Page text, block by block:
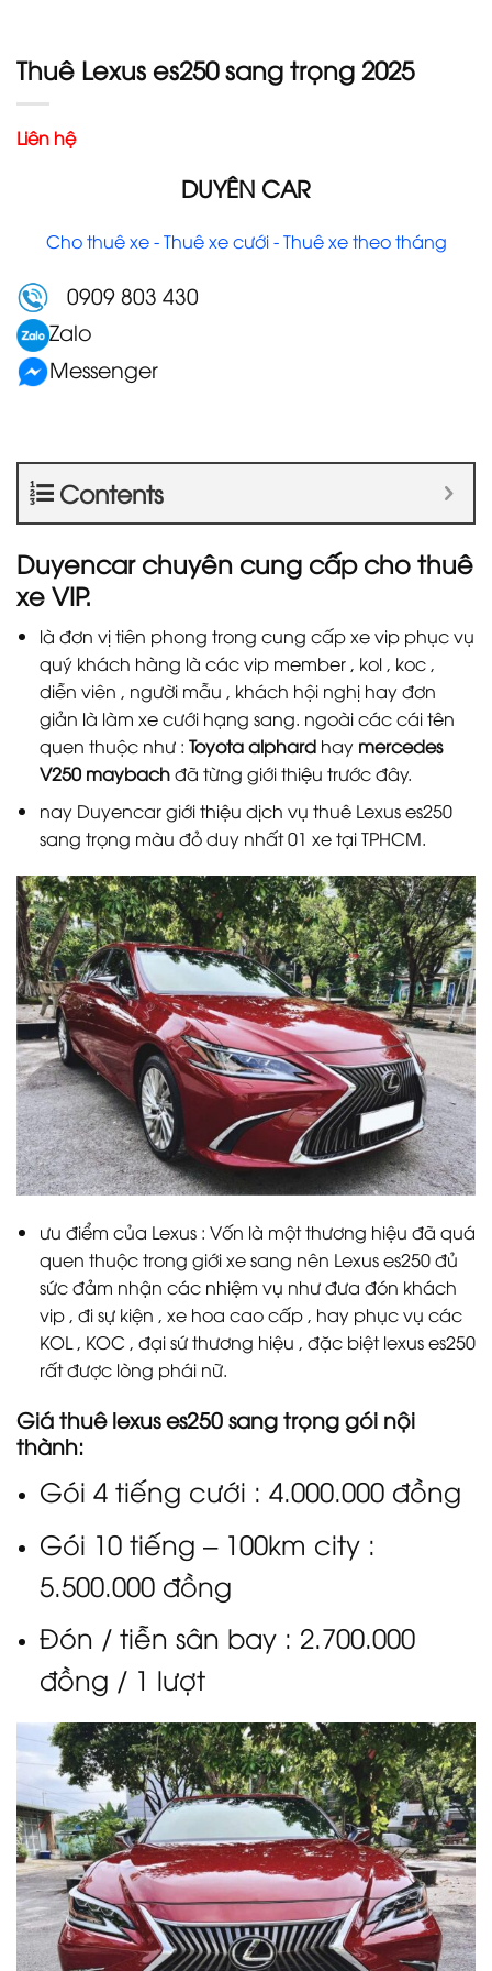
Thuê Lexus es250 sang trọng 2025
Liên hệ
DUYÊN CAR
Cho thuê xe - Thuê xe cưới - Thuê xe theo tháng
0909 803 430
Zalo
Messenger
Contents
Duyencar chuyên cung cấp cho thuê
xe VIP.
là đơn vị tiên phong trong cung cấp xe vip phục vụ
quý khách hàng là các vip member , kol , koc ,
diễn viên , người mẫu , khách hội nghị hay đơn
giản là làm xe cưới hạng sang. ngoài các cái tên
quen thuộc như : Toyota alphardhay mercedes
V250 maybachđã từng giới thiệu trước đây.
nay Duyencar giới thiệu dịch vụ thuê Lexus es250
sang trọng màu đỏ duy nhất 01 xe tại TPHCM.
ưu điểm của Lexus : Vốn là một thương hiệu đã quá
quen thuộc trong giới xe sang nên Lexus es250 đủ
sức đảm nhận các nhiệm vụ như đưa đón khách
vip , đi sự kiện , xe hoa cao cấp , hay phục vụ các
KOL , KOC , đại sứ thương hiệu , đặc biệt lexus es250
rất được lòng phái nữ.
Giá thuê lexus es250 sang trọng gói nội
thành:
Gói 4 tiếng cưới : 4.000.000 đồng
Gói 10 tiếng – 100km city :
5.500.000 đồng
Đón / tiễn sân bay : 2.700.000
đồng / 1 lượt